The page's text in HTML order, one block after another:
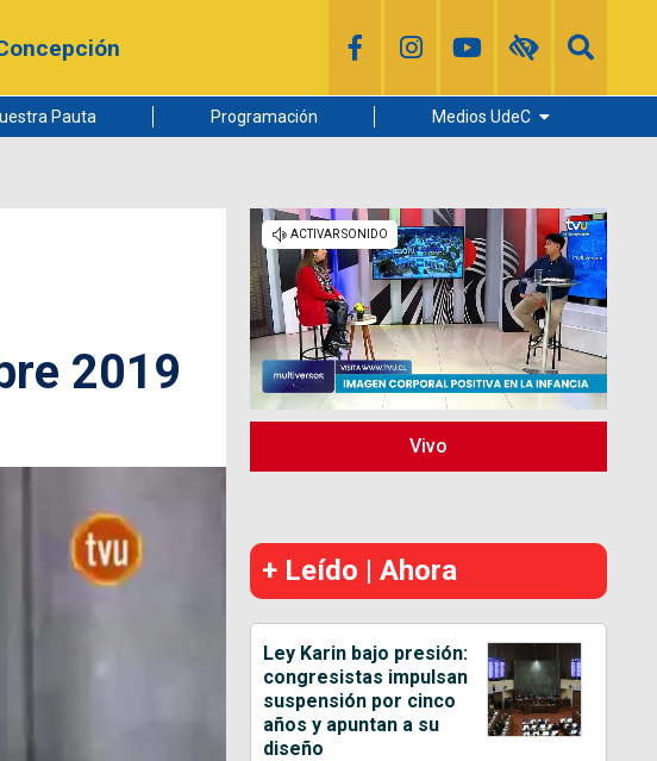
Pauta Programación Medios UdeC
Radio UdeC
Noticias UdeC
La Discusión
2019
Vivo
+ Leído | Ahora
Ley Karin bajo presión:
congresistas impulsan
suspensión por cinco
años y apuntan a su
diseño